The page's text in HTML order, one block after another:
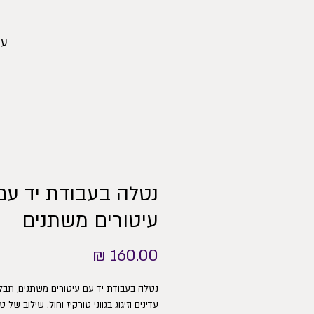
נטלה בעבודת יד
עיטורים משתנים
נטלה בעבודת יד עם עיטורים משתנים,
עדינים וזיגוג בגווני טורקיז וחול. שילוב